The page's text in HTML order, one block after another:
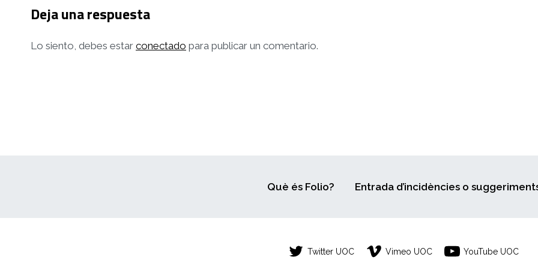
Deja una respuesta
Lo siento, debes estar conectado para publicar un comentario.
Què és Folio? Entrada d’incidències o
Twitter UOC Vimeo UOC YouTube UOC